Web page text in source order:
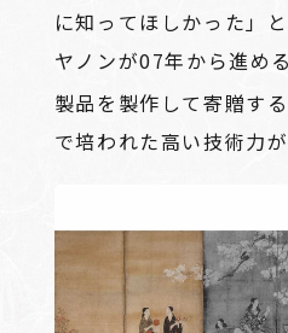
に知ってほしかった」
ヤノンが07年から進め
製品を製作して寄贈す
で培われた高い技術力が